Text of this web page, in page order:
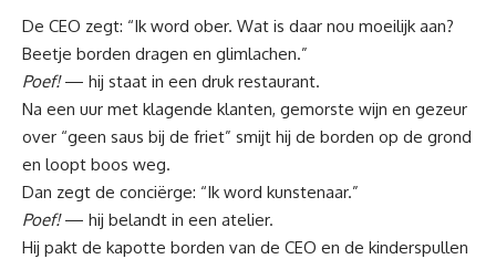
De CEO zegt: “Ik word ober. Wat is daar nou moeilijk aan?
Beetje borden dragen en glimlachen.”
Poef!— hij staat in een druk restaurant.
Na een uur met klagende klanten, gemorste wijn en gezeur
over “geen saus bij de friet” smijt hij de borden op de grond
en loopt boos weg.
Dan zegt de conciërge: “Ik word kunstenaar.”
Poef!— hij belandt in een atelier.
Hij pakt de kapotte borden van de CEO en de kinderspullen